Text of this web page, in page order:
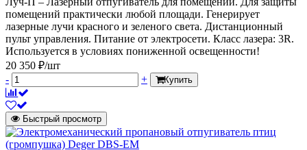
помещений практически любой площади. Генерирует
лазерные лучи красного и зеленого света. Дистанционный
пульт управления. Питание от электросети. Класс лазера: 3R.
Используется в условиях пониженной освещенности!
20 350 ₽/шт
-
+ Купить
Быстрый просмотр